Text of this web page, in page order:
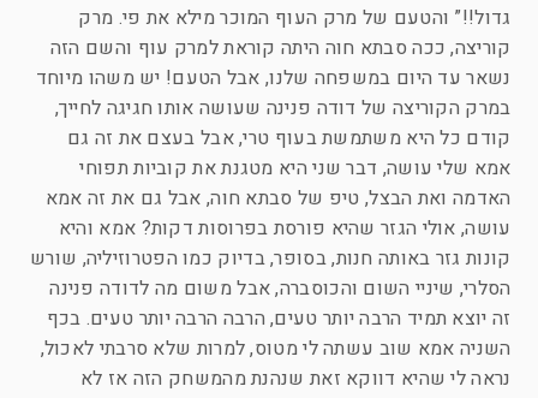
גדול!!” והטעם של מרק העוף המוכר מילא את פי. מרק
קוריצה, ככה סבתא חוה היתה קוראת למרק עוף והשם הזה
נשאר עד היום במשפחה שלנו, אבל הטעם! יש משהו מיוחד
במרק הקוריצה של דודה פנינה שעושה אותו חגיגה לחייך,
קודם כל היא משתמשת בעוף טרי, אבל בעצם את זה גם
אמא שלי עושה, דבר שני היא מטגנת את קוביות תפוחי
האדמה ואת הבצל, טיפ של סבתא חוה, אבל גם את זה אמא
עושה, אולי הגזר שהיא פורסת בפרוסות דקות? אמא והיא
קונות גזר באותה חנות, בסופר, בדיוק כמו הפטרוזיליה, שורש
הסלרי, שיניי השום והכוסברה, אבל משום מה לדודה פנינה
זה יוצא תמיד הרבה יותר טעים, הרבה הרבה יותר טעים. בכף
השניה אמא שוב עשתה לי מטוס, למרות שלא סרבתי לאכול,
נראה לי שהיא דווקא זאת שנהנת מהמשחק הזה אז לא